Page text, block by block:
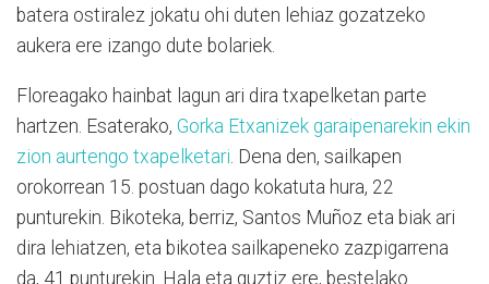
batera ostiralez jokatu ohi duten lehiaz gozatzeko
aukera ere izango dute bolariek.
Floreagako hainbat lagun ari dira txapelketan parte
hartzen. Esaterako, Gorka Etxanizek garaipenarekin ekin
zion aurtengo txapelketari . Dena den, sailkapen
orokorrean 15. postuan dago kokatuta hura, 22
punturekin. Bikoteka, berriz, Santos Muñoz eta biak ari
dira lehiatzen, eta bikotea sailkapeneko zazpigarrena
da, 41 punturekin. Hala eta guztiz ere, bestelako